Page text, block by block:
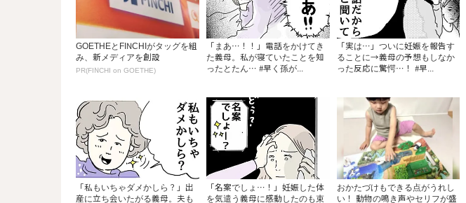
GOETHEとFINCHIがタッグを組
み、新メディアを創設
PR(FINCHI on GOETHE)
「まあ…！！」電話をかけてき
た義母。私が寝ていたことを知
ったとたん… #早く孫が...
「実は…」ついに妊娠を報告す
ることに→義母の予想もしなか
った反応に驚愕…！ #早...
「私もいちゃダメかしら？」出
産に立ち会いたがる義母。夫も
「名案でしょ…！」妊娠した体
を気遣う義母に感動したのも束
おかたづけもできる点がうれし
い！ 動物の鳴き声やセリフが盛